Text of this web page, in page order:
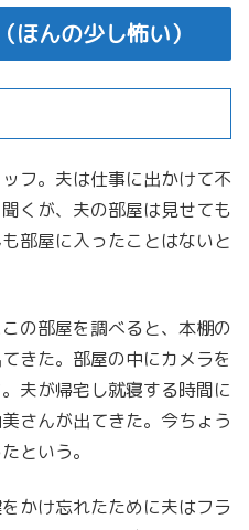
ほんの少し怖い）
フ。夫は仕事に出かけて不
くが、夫の部屋は見せても
部屋に入ったことはないと
の部屋を調べると、本棚の
きた。部屋の中にカメラを
夫が帰宅し就寝する時間に
さんが出てきた。今ちょう
という。
かけ忘れたために夫はフラ